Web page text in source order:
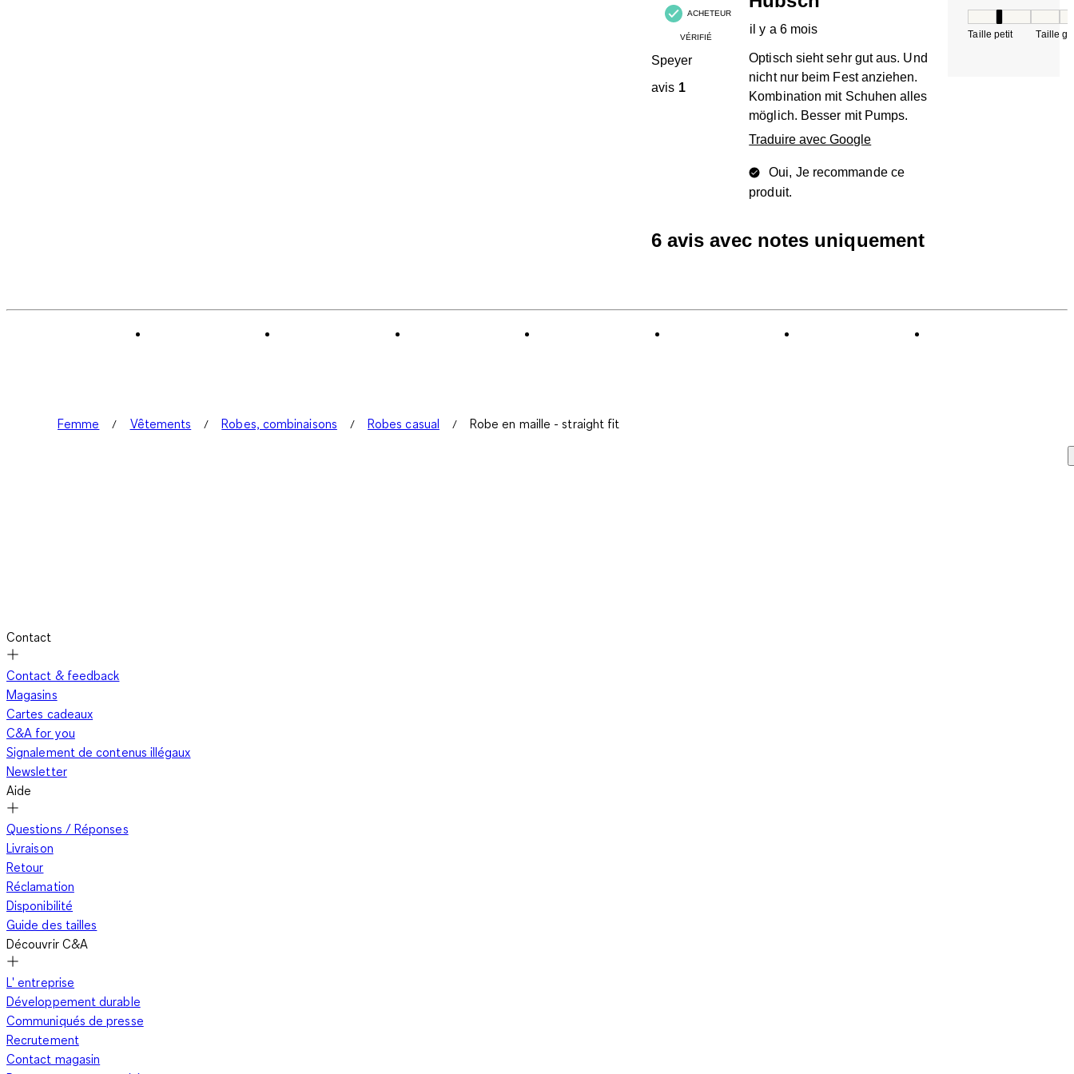
ACHETEUR
VÉRIFIÉ
Speyer
avis 1
il y a 6 mois
Optisch sieht sehr gut aus. Und
nicht nur beim Fest anziehen.
Kombination mit Schuhen alles
möglich. Besser mit Pumps.
Traduire avec Google
Oui, Je recommande ce
produit.
Taille petit Taille
6 avis avec notes uniquement
Femme Vêtements Robes, combinaisons Robes casual Robe en maille - straight fit
Contact
Contact & feedback
Magasins
Cartes cadeaux
C&A for you
Signalement de contenus illégaux
Newsletter
Aide
Questions / Réponses
Livraison
Retour
Réclamation
Disponibilité
Guide des tailles
Découvrir C&A
L' entreprise
Développement durable
Communiqués de presse
Recrutement
Contact magasin